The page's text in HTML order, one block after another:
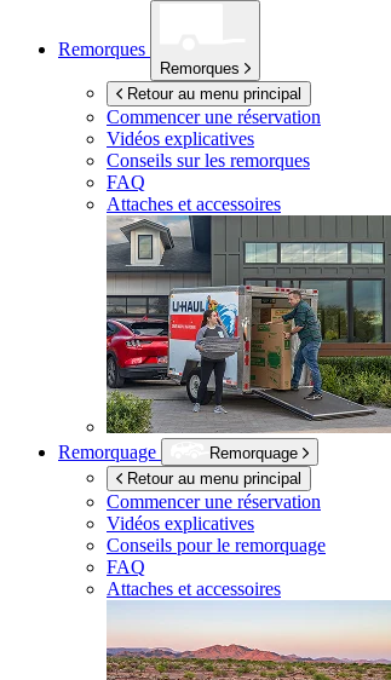
Remorques
Remorques
Retour au menu principal
Commencer une réservation
Vidéos explicatives
Conseils sur les remorques
FAQ
Attaches et accessoires
Remorquage
Remorquage
Retour au menu principal
Commencer une réservation
Vidéos explicatives
Conseils pour le remorquage
FAQ
Attaches et accessoires